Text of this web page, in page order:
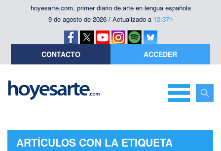
hoyesarte.com, primer diario de arte en lengua española
9 de agosto de 2026 / Actualizado a 12:37h
CONTACTO ACCEDER
ARTÍCULOS CON LA ETIQUETA